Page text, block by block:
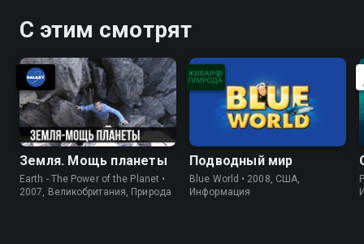
С этим смотрят
Земля. Мощь планеты
Earth - The Power of the Planet •
2007, Великобритания, Природа
Подводный мир
Blue World • 2008, США,
Информация